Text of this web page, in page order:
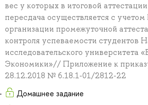
вес у которых в итоговой
пересдача осуществляется с
организации промежуточной
контроля успеваемости студентов
исследовательского университета
Экономики»// Приложение к
28.12.2018 № 6.18.1-01/2812-22
Домашнее задание